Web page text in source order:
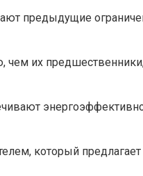
предыдущие
их
который